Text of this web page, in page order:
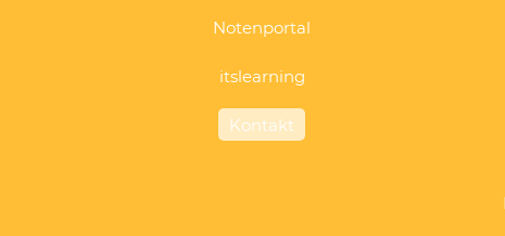
Notenportal
itslearning
Kontakt